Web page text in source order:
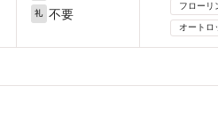
礼 不要
フローリ
オートロ